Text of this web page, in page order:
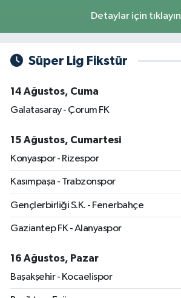
Detaylar için tıklayın
Süper Lig Fikstür
14 Ağustos, Cuma
Galatasaray - Çorum FK
15 Ağustos, Cumartesi
Konyaspor - Rizespor
Kasımpaşa - Trabzonspor
Gençlerbirliği S.K. - Fenerbahçe
Gaziantep FK - Alanyaspor
16 Ağustos, Pazar
Başakşehir - Kocaelispor